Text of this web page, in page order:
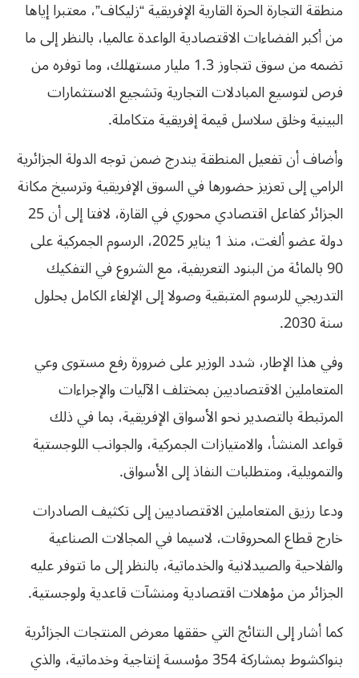
منطقة التجارة الحرة القارية الإفريقية “زليكاف”، معتبرا إياها
من أكبر الفضاءات الاقتصادية الواعدة عالميا، بالنظر إلى ما
تضمه من سوق تتجاوز 1.3 مليار مستهلك، وما توفره من
فرص لتوسيع المبادلات التجارية وتشجيع الاستثمارات
البينية وخلق سلاسل قيمة إفريقية متكاملة.
وأضاف أن تفعيل المنطقة يندرج ضمن توجه الدولة الجزائرية
الرامي إلى تعزيز حضورها في السوق الإفريقية وترسيخ مكانة
الجزائر كفاعل اقتصادي محوري في القارة، لافتا إلى أن 25
دولة عضو ألغت، منذ 1 يناير 2025، الرسوم الجمركية على
90 بالمائة من البنود التعريفية، مع الشروع في التفكيك
التدريجي للرسوم المتبقية وصولا إلى الإلغاء الكامل بحلول
سنة 2030.
وفي هذا الإطار، شدد الوزير على ضرورة رفع مستوى وعي
المتعاملين الاقتصاديين بمختلف الآليات والإجراءات
المرتبطة بالتصدير نحو الأسواق الإفريقية، بما في ذلك
قواعد المنشأ، والامتيازات الجمركية، والجوانب اللوجستية
والتمويلية، ومتطلبات النفاذ إلى الأسواق.
ودعا رزيق المتعاملين الاقتصاديين إلى تكثيف الصادرات
خارج قطاع المحروقات، لاسيما في المجالات الصناعية
والفلاحية والصيدلانية والخدماتية، بالنظر إلى ما تتوفر عليه
الجزائر من مؤهلات اقتصادية ومنشآت قاعدية ولوجستية.
كما أشار إلى النتائج التي حققها معرض المنتجات الجزائرية
بنواكشوط بمشاركة 354 مؤسسة إنتاجية وخدماتية، والذي